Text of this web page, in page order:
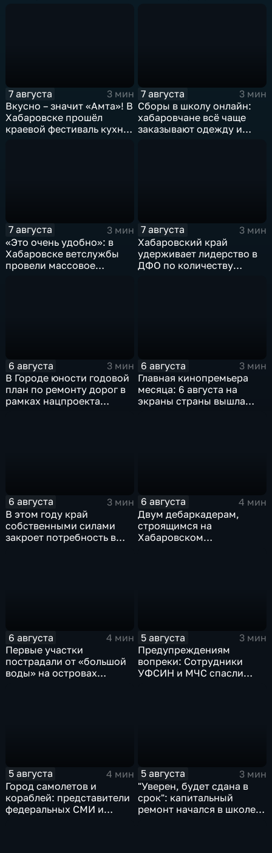
7 августа
3 мин
Вкусно – значит «Амта»! В
Хабаровске прошёл
краевой фестиваль кухни
7 августа
3 мин
Сборы в школу онлайн:
хабаровчане всё чаще
заказывают одежду и
7 августа
3 мин
«Это очень удобно»: в
Хабаровске ветслужбы
провели массовое
7 августа
3 мин
Хабаровский край
удерживает лидерство в
ДФО по количеству
6 августа
3 мин
В Городе юности годовой
план по ремонту дорог в
рамках нацпроекта
6 августа
3 мин
Главная кинопремьера
месяца: 6 августа на
экраны страны вышла
6 августа
3 мин
В этом году край
собственными силами
закроет потребность в
6 августа
4 мин
Двум дебаркадерам,
строящимся на
Хабаровском
6 августа
4 мин
Первые участки
пострадали от «большой
воды» на островах
5 августа
3 мин
Предупреждениям
вопреки: Сотрудники
УФСИН и МЧС спасли
5 августа
4 мин
Город самолетов и
кораблей: представители
федеральных СМИ и
5 августа
3 мин
"Уверен, будет сдана в
срок": капитальный
ремонт начался в школе